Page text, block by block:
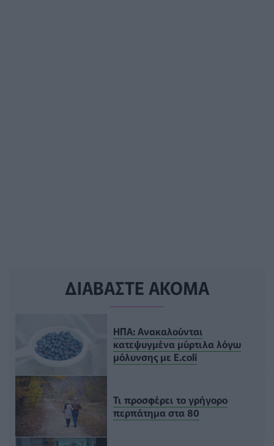
ΔΙΑΒΑΣΤΕ ΑΚΟΜΑ
ΗΠΑ: Ανακαλούνται
κατεψυγμένα μύρτιλα λόγω
μόλυνσης με E.coli
Τι προσφέρει το γρήγορο
περπάτημα στα 80